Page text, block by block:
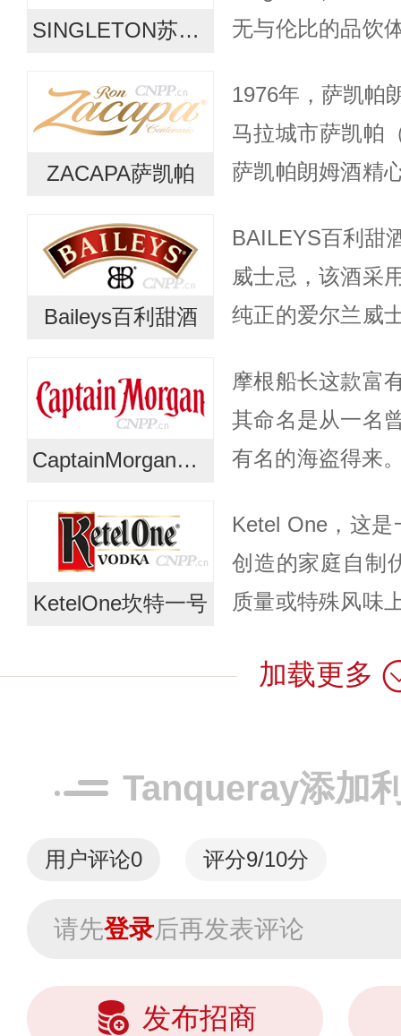
SINGLETON苏格登
无与伦比的品饮
深度愉悦。历经
ZACAPA萨凯帕
1976年，萨凯帕
马拉城市萨凯帕
萨凯帕朗姆酒精
帕朗姆酒在高达
Baileys百利甜酒
BAILEYS百利甜
威士忌，该酒采
纯正的爱尔兰威
工艺技术，百利
丝绸...
CaptainMorgan摩根船长
摩根船长这款富
其命名是从一名
有名的海盗得来
加勒比海盗的精
KetelOne坎特一号
Ketel One，这
创造的家庭自制
质量或特殊风味
都是在铜锅...
加载更多
Tanqueray添加
用户评论0 评分9/10分
请先登录后再发表评论
发布招商